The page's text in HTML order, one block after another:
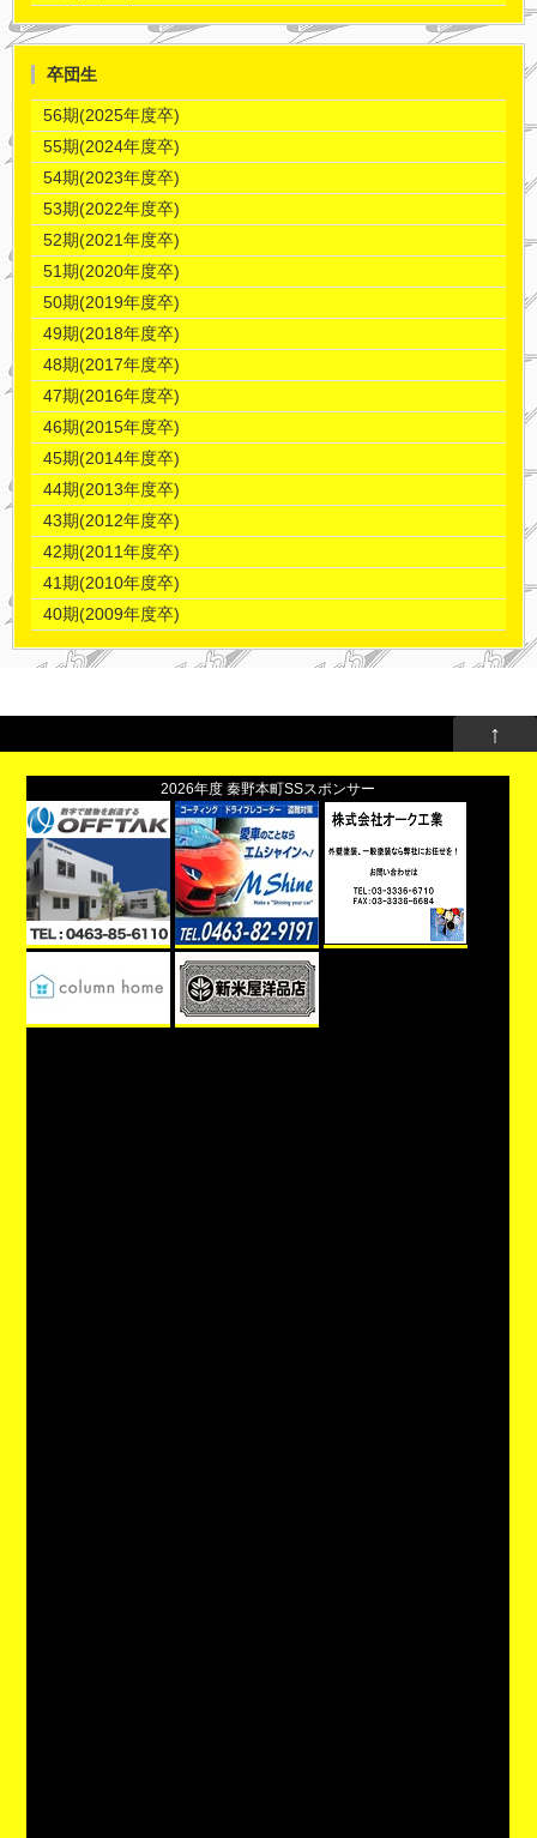
卒団生
56期(2025年度卒)
55期(2024年度卒)
54期(2023年度卒)
53期(2022年度卒)
52期(2021年度卒)
51期(2020年度卒)
50期(2019年度卒)
49期(2018年度卒)
48期(2017年度卒)
47期(2016年度卒)
46期(2015年度卒)
45期(2014年度卒)
44期(2013年度卒)
43期(2012年度卒)
42期(2011年度卒)
41期(2010年度卒)
40期(2009年度卒)
↑